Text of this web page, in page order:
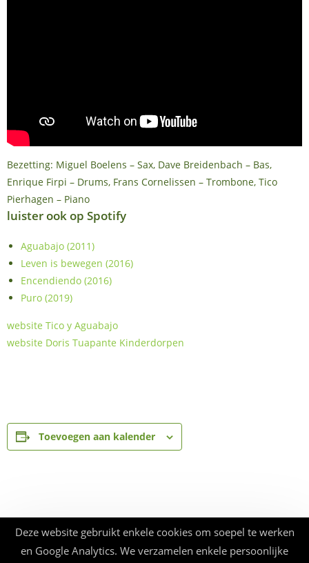
Bezetting: Miguel Boelens – Sax, Dave Breidenbach – Bas,
Enrique Firpi – Drums, Frans Cornelissen – Trombone, Tico
Pierhagen – Piano
luister ook op Spotify
Aguabajo (2011)
Leven is bewegen (2016)
Encendiendo (2016)
Puro (2019)
website Tico y Aguabajo
website Doris Tuapante Kinderdorpen
Toevoegen aan kalender
Deze website gebruikt enkele cookies om soepel te werken
en Google Analytics. We verzamelen enkele persoonlijke